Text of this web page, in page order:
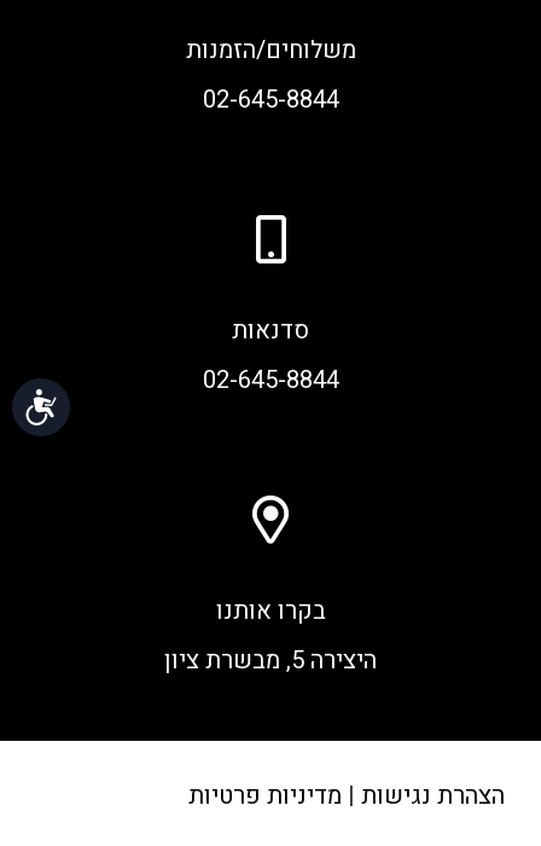
משלוחים/הזמנות
02-645-8844
סדנאות
02-645-8844
בקרו אותנו
היצירה 5, מבשרת ציון
הצהרת נגישות | מדיניות פרטיות